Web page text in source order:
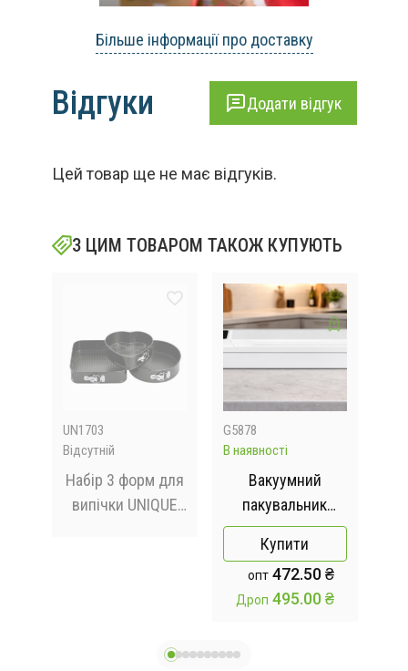
Більше інформації про доставку
Відгуки Додати відгук
Цей товар ще не має відгуків.
З ЦИМ ТОВАРОМ ТАКОЖ КУПУЮТЬ
UN1703
Відсутній
Набір 3 форм для
випічки UNIQUE
G5878
В наявності
Вакуумний
пакувальник
пакетів Vacuum
Sealer /
Автоматичний
побутовий
Купити
опт472.50 ₴
Дроп 495.00 ₴